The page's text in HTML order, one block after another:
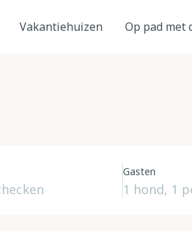
Vakantiehuizen Op pad met
Gasten